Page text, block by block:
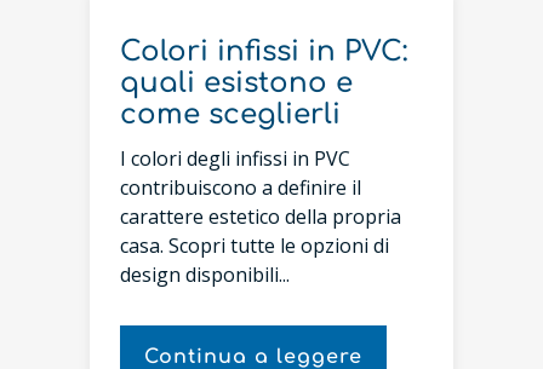
Colori infissi in PVC:
quali esistono e
come sceglierli
I colori degli infissi in PVC
contribuiscono a definire il
carattere estetico della propria
casa. Scopri tutte le opzioni di
design disponibili...
Continua a leggere